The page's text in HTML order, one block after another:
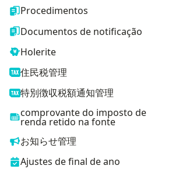
Procedimentos
Documentos de notificação
Holerite
住民税管理
特別徴収税額通知管理
comprovante do imposto de
renda retido na fonte
お知らせ管理
Ajustes de final de ano